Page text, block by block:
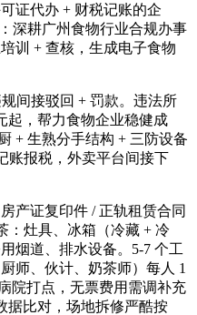
证代办 + 财税记账的企
深耕广州食物行业合规办事
训 + 查核，生成电子食物
间接驳回 + 罚款。违法所
起，帮力食物企业稳健成
+ 生熟分手结构 + 三防设备
账报税，外卖平台间接下
证复印件 / 正轨租赁合同
：灶具、冰箱（冷藏 + 冷
烟道、排水设备。5-7 个工
师、伙计、奶茶师）每人 1
院打点，无票费用需调补充
据比对，场地拆修严酷按